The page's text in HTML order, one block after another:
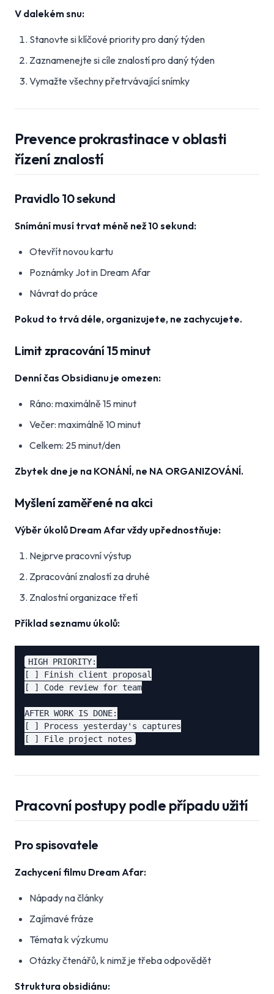
V dalekém snu:
Stanovte si klíčové priority pro daný týden
Zaznamenejte si cíle znalostí pro daný týden
Vymažte všechny přetrvávající snímky
Prevence prokrastinace v oblasti
řízení znalostí
Pravidlo 10 sekund
Snímání musí trvat méně než 10 sekund:
Otevřít novou kartu
Poznámky Jot in Dream Afar
Návrat do práce
Pokud to trvá déle, organizujete, ne zachycujete.
Limit zpracování 15 minut
Denní čas Obsidianu je omezen:
Ráno: maximálně 15 minut
Večer: maximálně 10 minut
Celkem: 25 minut/den
Zbytek dne je na KONÁNÍ, ne NA ORGANIZOVÁNÍ.
Myšlení zaměřené na akci
Výběr úkolů Dream Afar vždy upřednostňuje:
Nejprve pracovní výstup
Zpracování znalostí za druhé
Znalostní organizace třetí
Příklad seznamu úkolů:
HIGH PRIORITY:
[ ] Finish client proposal
[ ] Code review for team
AFTER WORK IS DONE:
[ ] Process yesterday's captures
Pracovní postupy podle případu užití
Pro spisovatele
Zachycení filmu Dream Afar:
Nápady na články
Zajímavé fráze
Témata k výzkumu
Otázky čtenářů, k nimž je třeba odpovědět
Struktura obsidiánu: